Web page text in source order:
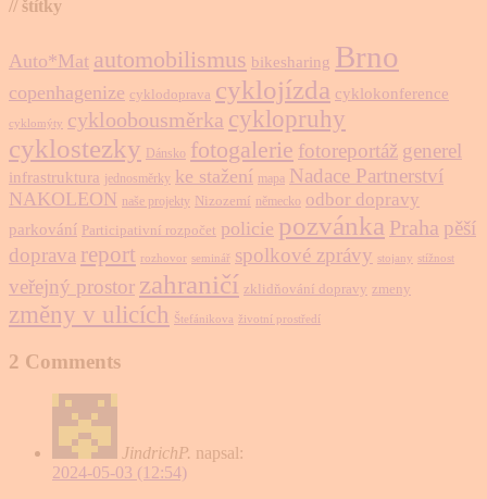
// štítky
Auto*Mat automobilismus bikesharing Brno
copenhagenize cyklodoprava cyklojízda cyklokonference
cyklomýty cykloobousměrka cyklopruhy
cyklostezky Dánsko fotogalerie fotoreportáž generel
infrastruktura jednosměrky ke stažení mapa Nadace Partnerství
NAKOLEON naše projekty Nizozemí německo odbor dopravy
parkování Participativní rozpočet policie pozvánka Praha pěší
doprava report rozhovor seminář spolkové zprávy stojany stížnost
veřejný prostor zahraničí zklidňování dopravy zmeny
změny v ulicích Štefánikova životní prostředí
2 Comments
JindrichP. napsal:
2024-05-03 (12:54)